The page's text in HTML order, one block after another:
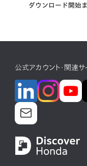
ダウンロード開始
公式アカウント・関連サ